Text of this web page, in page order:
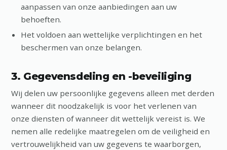
aanpassen van onze aanbiedingen aan uw
behoeften.
Het voldoen aan wettelijke verplichtingen en het
beschermen van onze belangen.
3. Gegevensdeling en -beveiliging
Wij delen uw persoonlijke gegevens alleen met derden
wanneer dit noodzakelijk is voor het verlenen van
onze diensten of wanneer dit wettelijk vereist is. We
nemen alle redelijke maatregelen om de veiligheid en
vertrouwelijkheid van uw gegevens te waarborgen,